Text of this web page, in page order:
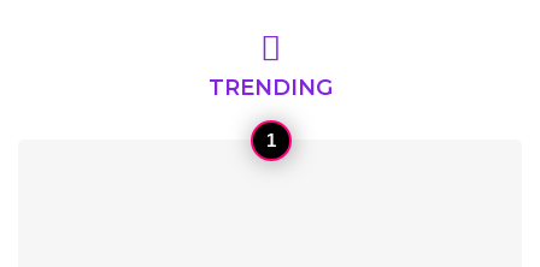
TRENDING